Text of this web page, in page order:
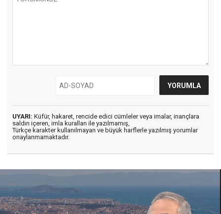
UYARI: Küfür, hakaret, rencide edici cümleler veya imalar, inançlara
saldırı içeren, imla kuralları ile yazılmamış,
Türkçe karakter kullanılmayan ve büyük harflerle yazılmış yorumlar
onaylanmamaktadır.